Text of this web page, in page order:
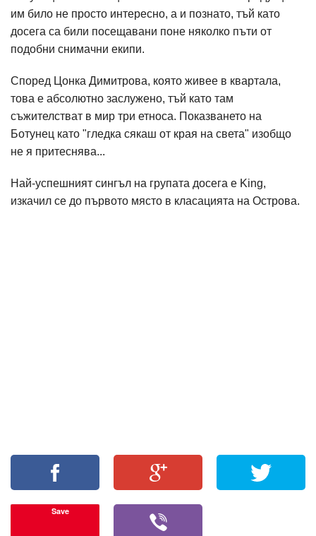
им било не просто интересно, а и познато, тъй като
досега са били посещавани поне няколко пъти от
подобни снимачни екипи.
Според Цонка Димитрова, която живее в квартала,
това е абсолютно заслужено, тъй като там
съжителстват в мир три етноса. Показването на
Ботунец като "гледка сякаш от края на света" изобщо
не я притеснява...
Най-успешният сингъл на групата досега е King,
изкачил се до първото място в класацията на Острова.
Save